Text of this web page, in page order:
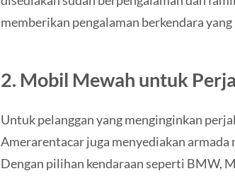
memberikan pengalaman berkendara
2. Mobil Mewah untuk
Untuk pelanggan yang menginginkan
Amerarentacar juga menyediakan
Dengan pilihan kendaraan seperti BMW,